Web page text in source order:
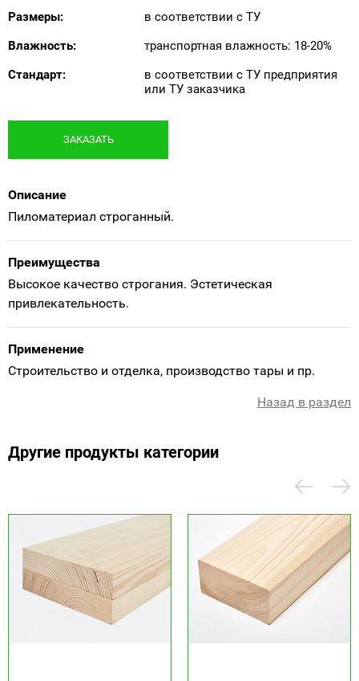
Размеры:
в соответствии с ТУ
Влажность:
транспортная влажность: 18-20%
Стандарт:
в соответствии с ТУ предприятия
или ТУ заказчика
ЗАКАЗАТЬ
Описание
Пиломатериал строганный.
Преимущества
Высокое качество строгания. Эстетическая
привлекательность.
Применение
Строительство и отделка, производство тары и пр.
Назад в раздел
Другие продукты категории